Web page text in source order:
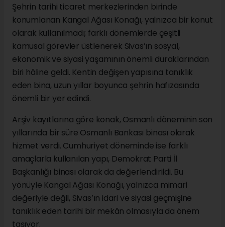
Şehrin tarihi ticaret merkezlerinden birinde
konumlanan Kangal Ağası Konağı, yalnızca bir konut
olarak kullanılmadı; farklı dönemlerde çeşitli
kamusal görevler üstlenerek Sivas’ın sosyal,
ekonomik ve siyasi yaşamının önemli duraklarından
biri hâline geldi. Kentin değişen yapısına tanıklık
eden bina, uzun yıllar boyunca şehrin hafızasında
önemli bir yer edindi.
Arşiv kayıtlarına göre konak, Osmanlı döneminin son
yıllarında bir süre Osmanlı Bankası binası olarak
hizmet verdi. Cumhuriyet döneminde ise farklı
amaçlarla kullanılan yapı, Demokrat Parti İl
Başkanlığı binası olarak da değerlendirildi. Bu
yönüyle Kangal Ağası Konağı, yalnızca mimari
değeriyle değil, Sivas’ın idari ve siyasi geçmişine
tanıklık eden tarihi bir mekân olmasıyla da önem
taşıyor.